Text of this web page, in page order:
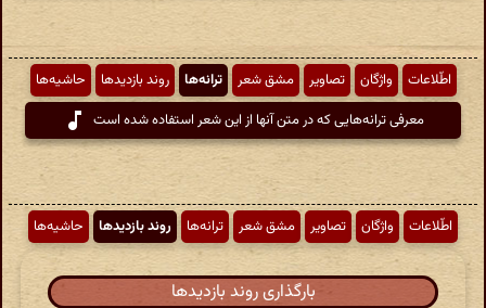
اطّلاعات واژگان تصاویر مشق شعر ترانه‌ها روند بازدیدها
حاشیه‌ها
معرفی ترانه‌هایی که در متن آنها از این شعر استفاده شده است
اطّلاعات واژگان تصاویر مشق شعر ترانه‌ها روند بازدیدها حاشیه‌ها
بارگذاری روند بازدیدها